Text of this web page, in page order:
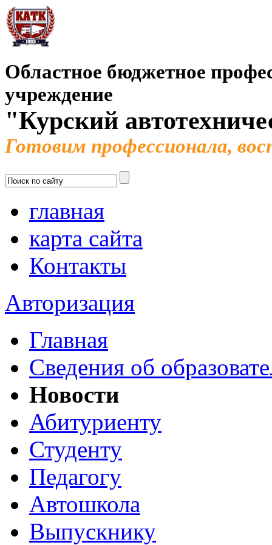
Областное бюджетное
учреждение
"Курский
Готовим профессионала,
главная
карта сайта
Контакты
Авторизация
Главная
Сведения об
Новости
Абитуриенту
Студенту
Педагогу
Автошкола
Выпускнику